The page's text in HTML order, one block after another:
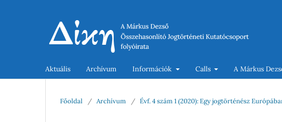
Aktuális Archívum Információk Calls A Márkus
Főoldal / Archívum / Évf. 4 szám 1 (2020): Egy jogtörténész